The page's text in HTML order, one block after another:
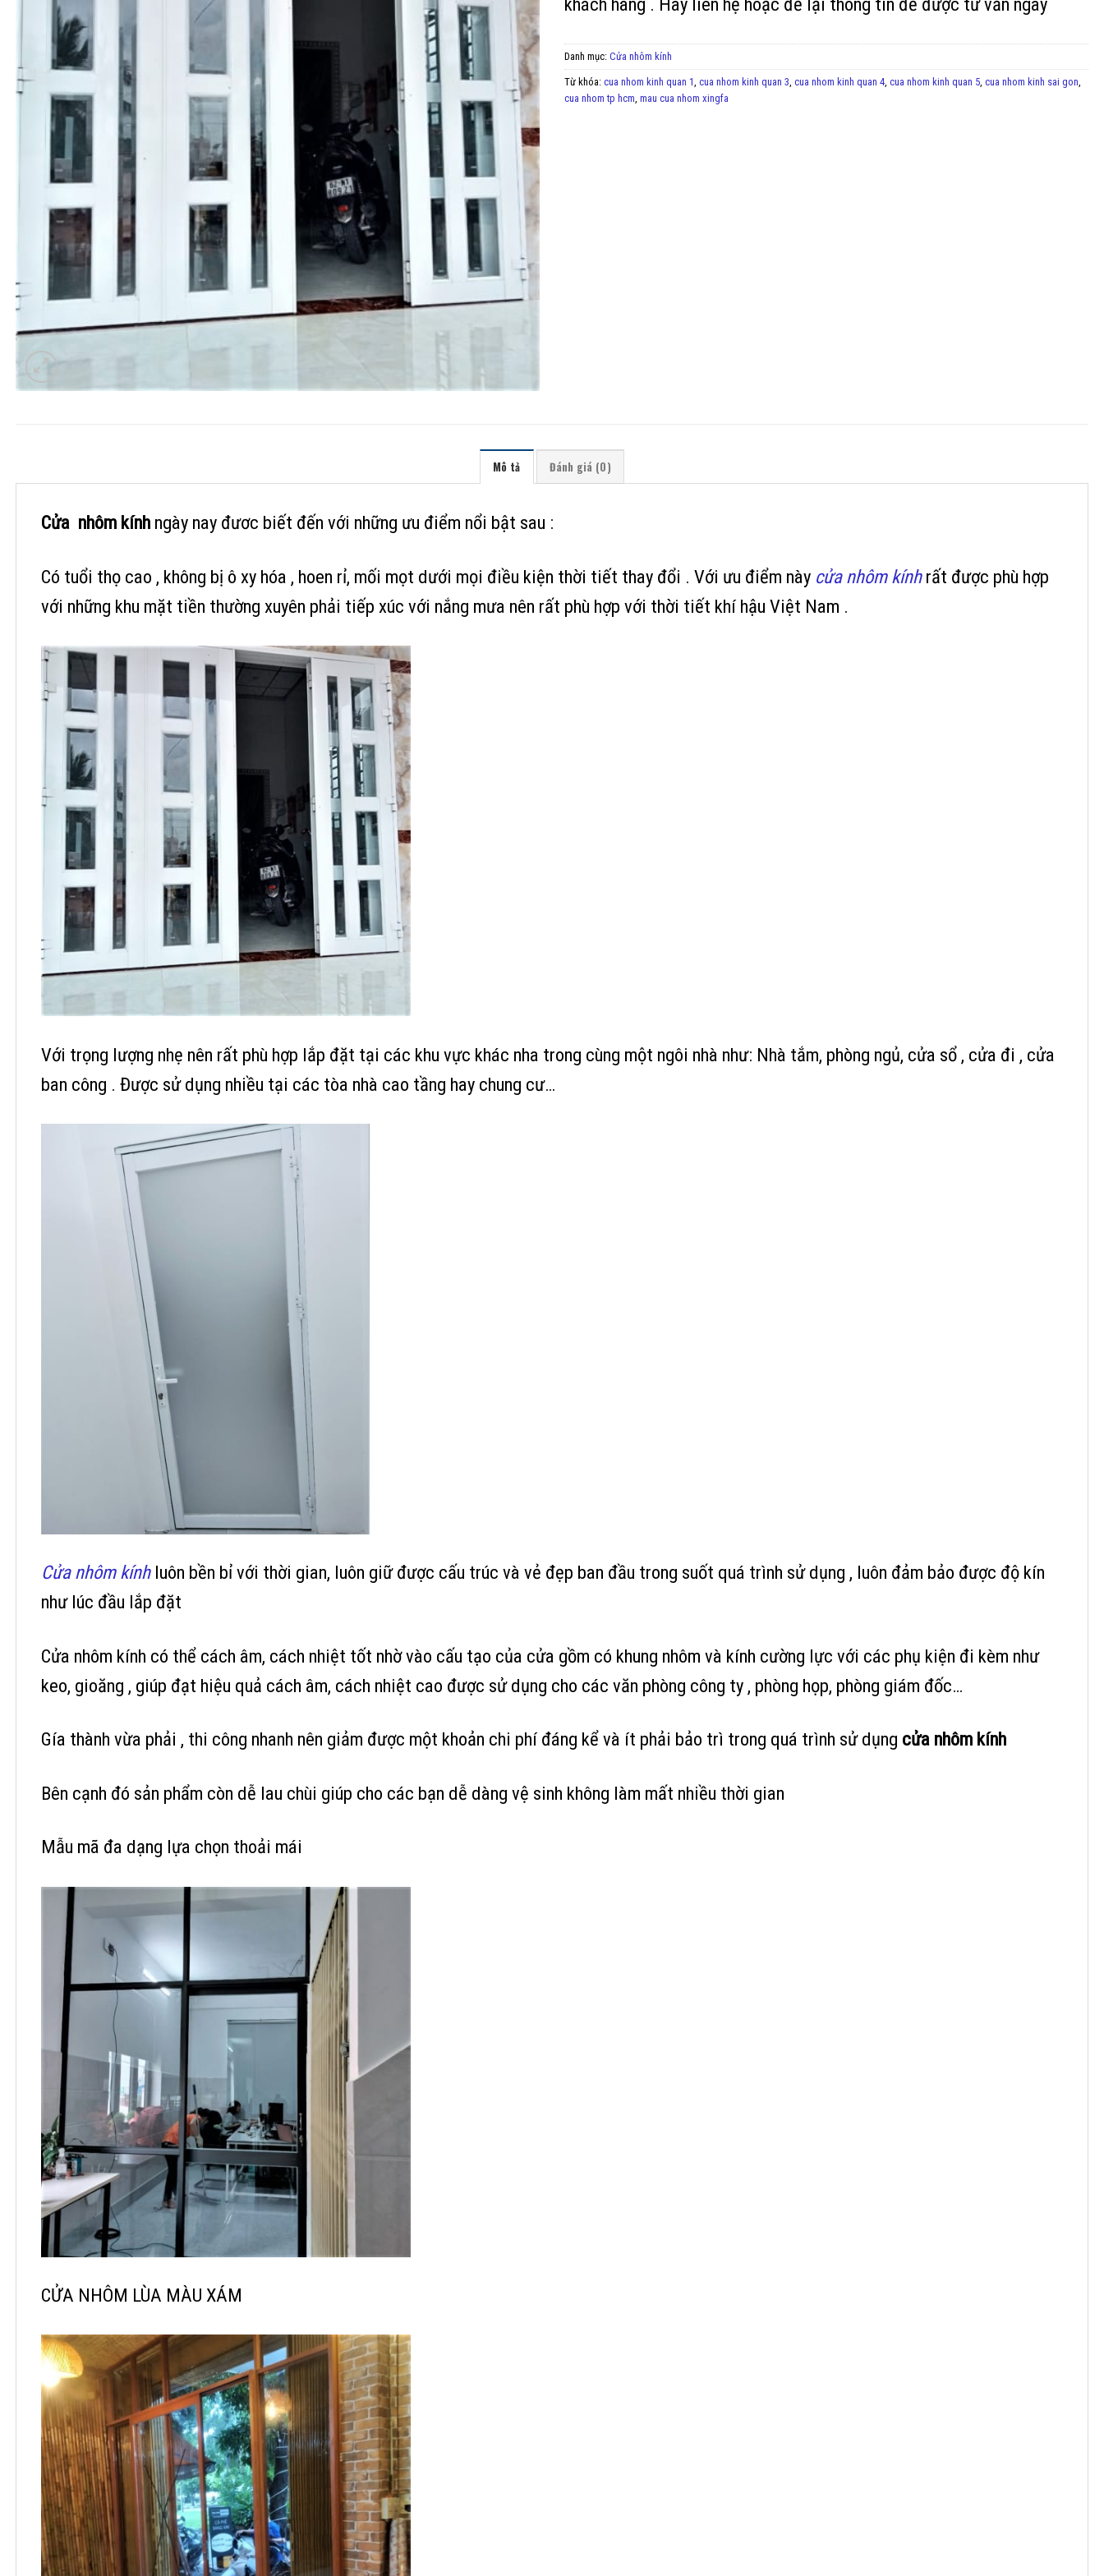
khách hàng . Hãy liên hệ hoặc để lại thông tin để được tư vấn ngay
Danh mục: Cửa nhôm kính
Từ khóa: cua nhom kinh quan 1, cua nhom kinh quan 3, cua nhom kinh quan 4, cua nhom kinh quan 5, cua nhom kinh sai gon,
cua nhom tp hcm, mau cua nhom xingfa
Mô tả Đánh giá (0)
Cửa nhôm kính ngày nay đươc biết đến với những ưu điểm nổi bật sau :
Có tuổi thọ cao , không bị ô xy hóa , hoen rỉ, mối mọt dưới mọi điều kiện thời tiết thay đổi . Với ưu điểm này cửa nhôm kínhrất được phù hợp
với những khu mặt tiền thường xuyên phải tiếp xúc với nắng mưa nên rất phù hợp với thời tiết khí hậu Việt Nam .
Với trọng lượng nhẹ nên rất phù hợp lắp đặt tại các khu vực khác nha trong cùng một ngôi nhà như: Nhà tắm, phòng ngủ, cửa sổ , cửa đi , cửa
ban công . Được sử dụng nhiều tại các tòa nhà cao tầng hay chung cư…
Cửa nhôm kính luôn bền bỉ với thời gian, luôn giữ được cấu trúc và vẻ đẹp ban đầu trong suốt quá trình sử dụng , luôn đảm bảo được độ kín
như lúc đầu lắp đặt
Cửa nhôm kính có thể cách âm, cách nhiệt tốt nhờ vào cấu tạo của cửa gồm có khung nhôm và kính cường lực với các phụ kiện đi kèm như
keo, gioăng , giúp đạt hiệu quả cách âm, cách nhiệt cao được sử dụng cho các văn phòng công ty , phòng họp, phòng giám đốc…
Gía thành vừa phải , thi công nhanh nên giảm được một khoản chi phí đáng kể và ít phải bảo trì trong quá trình sử dụng cửa nhôm kính
Bên cạnh đó sản phẩm còn dễ lau chùi giúp cho các bạn dễ dàng vệ sinh không làm mất nhiều thời gian
Mẫu mã đa dạng lựa chọn thoải mái
CỬA NHÔM LÙA MÀU XÁM